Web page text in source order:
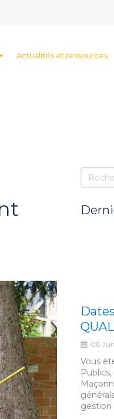
Actualités et ressources
08
Vous
gestion